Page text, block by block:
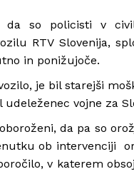
da so policisti v
RTV Slovenija,
in ponižujoče.
je bil starejši
vojne za
da pa so
ob intervenciji
v katerem